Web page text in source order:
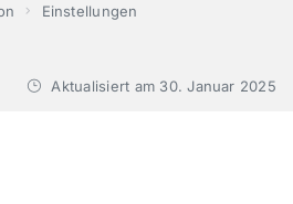
Einstellungen
Aktualisiert am 30. Januar 2025